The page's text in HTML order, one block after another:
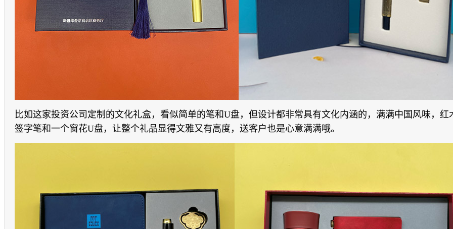
比如这家投资公司定制的文化礼盒，看似简单的笔和U盘，但设计都非常具有文化内涵的，满满中国风味，红
签字笔和一个窗花U盘，让整个礼品显得文雅又有高度，送客户也是心意满满哦。